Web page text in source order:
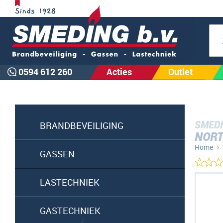
0594 612 260 Acties Outlet
BRANDBEVEILIGING
GASSEN
LASTECHNIEK
GASTECHNIEK
Home
Ga